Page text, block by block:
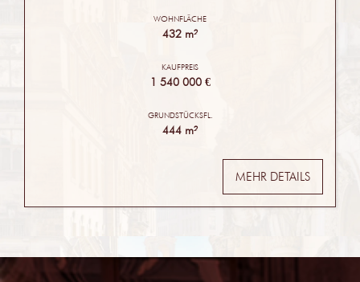
WOHNFLÄCHE
432 m²
KAUFPREIS
1 540 000 €
GRUNDSTÜCKSFL.
444 m²
MEHR DETAILS